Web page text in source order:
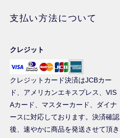
支払い方法について
クレジット
クレジットカード決済はJCBカー
ド、アメリカンエキスプレス、VIS
Aカード、マスターカード、ダイナ
ースに対応しております。決済確認
後、速やかに商品を発送させて頂き